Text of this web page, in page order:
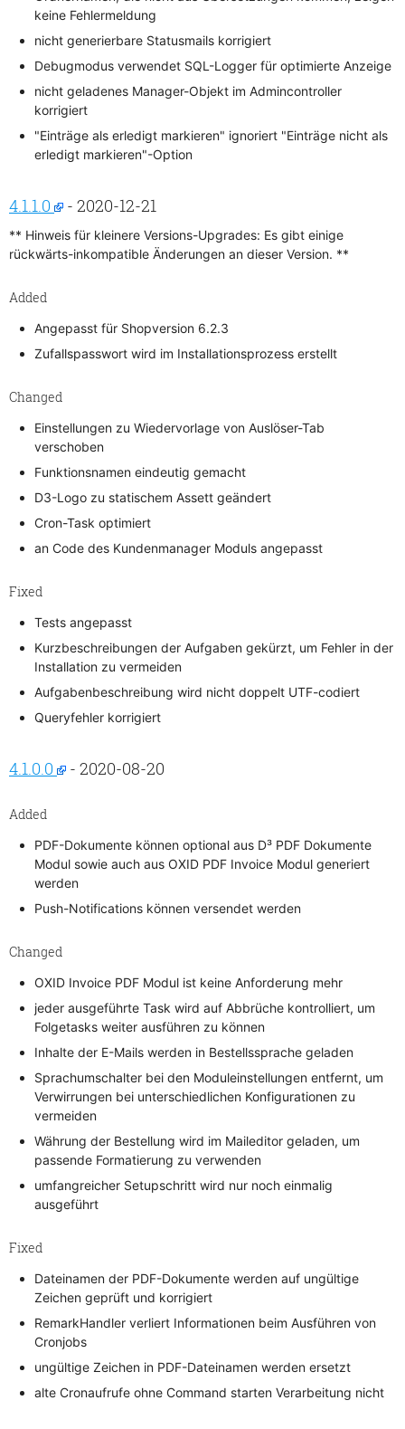
keine Fehlermeldung
nicht generierbare Statusmails korrigiert
Debugmodus verwendet SQL-Logger für optimierte Anzeige
nicht geladenes Manager-Objekt im Admincontroller
korrigiert
"Einträge als erledigt markieren" ignoriert "Einträge nicht als
erledigt markieren"-Option
4.1.1.0 - 2020-12-21
** Hinweis für kleinere Versions-Upgrades: Es gibt einige
rückwärts-inkompatible Änderungen an dieser Version. **
Added
Angepasst für Shopversion 6.2.3
Zufallspasswort wird im Installationsprozess erstellt
Changed
Einstellungen zu Wiedervorlage von Auslöser-Tab
verschoben
Funktionsnamen eindeutig gemacht
D3-Logo zu statischem Assett geändert
Cron-Task optimiert
an Code des Kundenmanager Moduls angepasst
Fixed
Tests angepasst
Kurzbeschreibungen der Aufgaben gekürzt, um Fehler in der
Installation zu vermeiden
Aufgabenbeschreibung wird nicht doppelt UTF-codiert
Queryfehler korrigiert
4.1.0.0 - 2020-08-20
Added
PDF-Dokumente können optional aus D³ PDF Dokumente
Modul sowie auch aus OXID PDF Invoice Modul generiert
werden
Push-Notifications können versendet werden
Changed
OXID Invoice PDF Modul ist keine Anforderung mehr
jeder ausgeführte Task wird auf Abbrüche kontrolliert, um
Folgetasks weiter ausführen zu können
Inhalte der E-Mails werden in Bestellssprache geladen
Sprachumschalter bei den Moduleinstellungen entfernt, um
Verwirrungen bei unterschiedlichen Konfigurationen zu
vermeiden
Währung der Bestellung wird im Maileditor geladen, um
passende Formatierung zu verwenden
umfangreicher Setupschritt wird nur noch einmalig
ausgeführt
Fixed
Dateinamen der PDF-Dokumente werden auf ungültige
Zeichen geprüft und korrigiert
RemarkHandler verliert Informationen beim Ausführen von
Cronjobs
ungültige Zeichen in PDF-Dateinamen werden ersetzt
alte Cronaufrufe ohne Command starten Verarbeitung nicht